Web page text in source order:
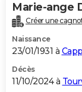
Marie-ange
Créer une
Naissance
23/01/1931 à
Décès
11/10/2024 à